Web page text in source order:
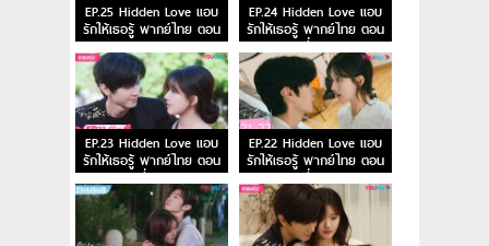
EP.25 Hidden Love แอบ
รักให้เธอรู้ พากย์ไทย ตอน
จบ
EP.24 Hidden Love แอบ
รักให้เธอรู้ พากย์ไทย ตอน
ที่ 24
EP.23 Hidden Love แอบ
รักให้เธอรู้ พากย์ไทย ตอน
ที่ 23
EP.22 Hidden Love แอบ
รักให้เธอรู้ พากย์ไทย ตอน
ที่ 22